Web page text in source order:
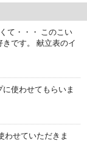
て・・・ このこい
です。 献立表のイ
使わせてもらいま
わせていただきま